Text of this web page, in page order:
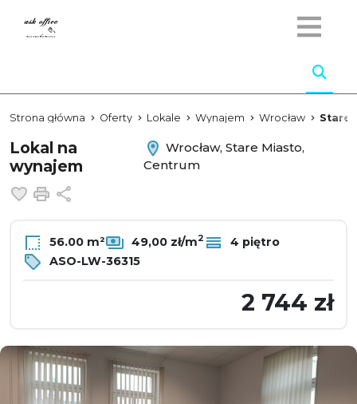
Strona główna Oferty Lokale Wynajem Wrocław Stare
Lokal na
wynajem
Wrocław, Stare Miasto,
Centrum
Dodaj do ulubionych
Drukuj
56.00 m² 49,00 zł/m2
4 piętro
ASO-LW-36315
2 744 zł